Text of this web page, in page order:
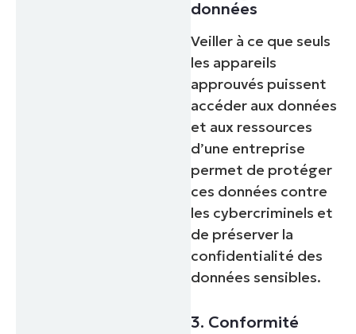
données
Veiller à ce que seuls
les appareils
approuvés puissent
accéder aux données
et aux ressources
d’une entreprise
permet de protéger
ces données contre
les cybercriminels et
de préserver la
confidentialité des
données sensibles.
3. Conformité